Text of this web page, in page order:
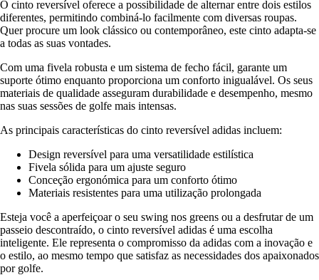
O cinto reversível oferece a possibilidade de alternar entre dois estilos
diferentes, permitindo combiná-lo facilmente com diversas roupas.
Quer procure um look clássico ou contemporâneo, este cinto adapta-se
a todas as suas vontades.
Com uma fivela robusta e um sistema de fecho fácil, garante um
suporte ótimo enquanto proporciona um conforto inigualável. Os seus
materiais de qualidade asseguram durabilidade e desempenho, mesmo
nas suas sessões de golfe mais intensas.
As principais características do cinto reversível adidas incluem:
Design reversível para uma versatilidade estilística
Fivela sólida para um ajuste seguro
Conceção ergonómica para um conforto ótimo
Materiais resistentes para uma utilização prolongada
Esteja você a aperfeiçoar o seu swing nos greens ou a desfrutar de um
passeio descontraído, o cinto reversível adidas é uma escolha
inteligente. Ele representa o compromisso da adidas com a inovação e
o estilo, ao mesmo tempo que satisfaz as necessidades dos apaixonados
por golfe.